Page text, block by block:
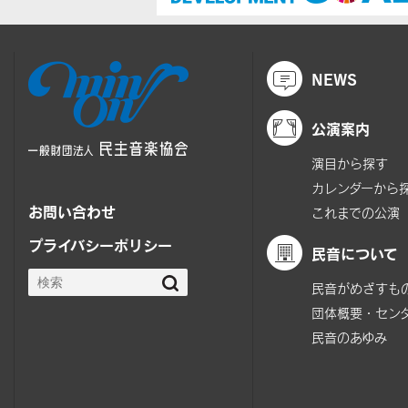
お問い合わせ
プライバシーポリシー
NEWS
公演案内
演目から探す
カレンダーから
これまでの公演
民音について
民音がめざすも
団体概要・セン
民音のあゆみ